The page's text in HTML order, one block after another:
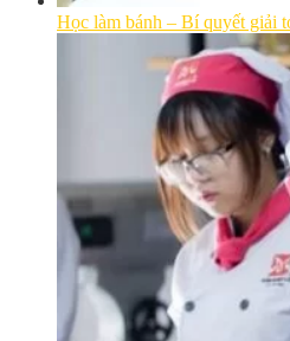
Học làm bánh – Bí quyết giải